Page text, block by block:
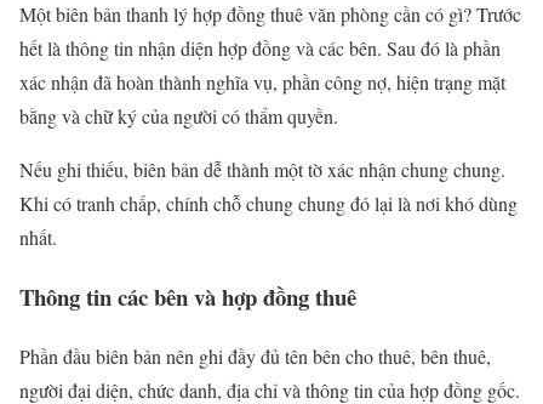
Một biên bản thanh lý hợp đồng thuê văn phòng cần có gì? Trước
hết là thông tin nhận diện hợp đồng và các bên. Sau đó là phần
xác nhận đã hoàn thành nghĩa vụ, phần công nợ, hiện trạng mặt
bằng và chữ ký của người có thẩm quyền.
Nếu ghi thiếu, biên bản dễ thành một tờ xác nhận chung chung.
Khi có tranh chấp, chính chỗ chung chung đó lại là nơi khó dùng
nhất.
Thông tin các bên và hợp đồng thuê
Phần đầu biên bản nên ghi đầy đủ tên bên cho thuê, bên thuê,
người đại diện, chức danh, địa chỉ và thông tin của hợp đồng gốc.